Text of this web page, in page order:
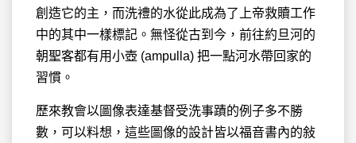
創造它的主，而洗禮的水從此成為了上帝救贖工作
中的其中一樣標記。無怪從古到今，前往約旦河的
朝聖客都有用小壺 (ampulla) 把一點河水帶回家的
習慣。
歷來教會以圖像表達基督受洗事蹟的例子多不勝
數，可以料想，這些圖像的設計皆以福音書內的敍